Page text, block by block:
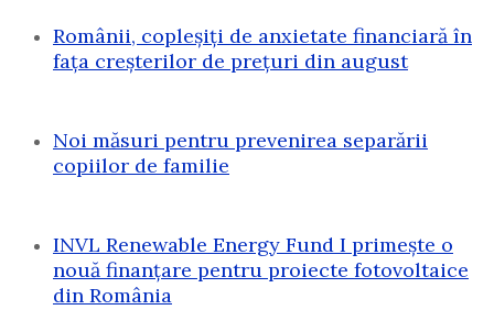
Românii, copleșiți de anxietate financiară în
fața creșterilor de prețuri din august
Noi măsuri pentru prevenirea separării
copiilor de familie
INVL Renewable Energy Fund I primește o
nouă finanțare pentru proiecte fotovoltaice
din România